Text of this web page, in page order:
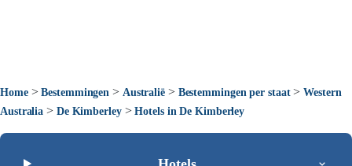
Home>Bestemmingen > Australië> Bestemmingen per staat>Western
Australia > De Kimberley>Hotels in De Kimberley